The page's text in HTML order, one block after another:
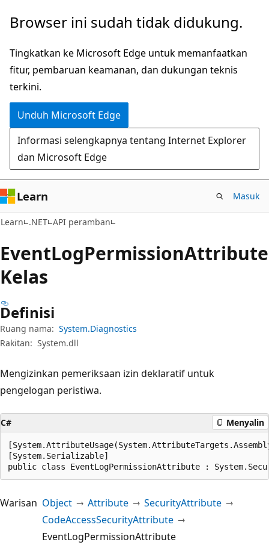
Lompati
konten
utama
Lewati
navigasi
dalam
halaman
Browser ini sudah tidak didukung.
Tingkatkan ke Microsoft Edge untuk memanfaatkan
fitur, pembaruan keamanan, dan dukungan teknis
terkini.
Unduh Microsoft Edge
Informasi selengkapnya tentang Internet Explorer
dan Microsoft Edge
Learn Masuk
Learn .NET API peramban
EventLogPermissionAttribute
Kelas
Definisi
Ruang nama: System.Diagnostics
Rakitan: System.dll
Mengizinkan pemeriksaan izin deklaratif untuk
pengelogan peristiwa.
C# Menyalin
[System.Serializable]
public class EventLogPermissionAttribute :
Warisan Object Attribute
SecurityAttribute
CodeAccessSecurityAttribute
EventLogPermissionAttribute